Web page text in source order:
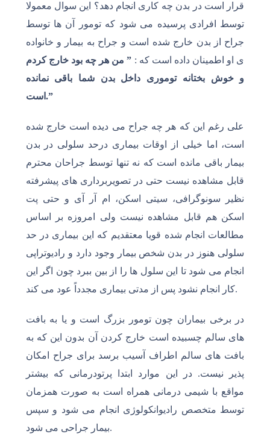
قرار است در بدن چه کاری انجام دهد؟ این سوال معمولا
توسط افرادی پرسیده می شود که تومور آن ها توسط
جراح از بدن خارج شده است و جراح به بیمار و خانواده
ی او اطمینان داده است که : ” من هر چه بود خارج کردم
و خوش بختانه توموری داخل بدن شما باقی نمانده
است.”
علی رغم این که هر چه جراح می دیده است خارج شده
است، اما خیلی از اوقات بیماری درحد سلولی در بدن
بیمار باقی مانده است که نه تنها توسط جراحان محترم
قابل مشاهده نیست حتی در تصویربرداری های پیشرفته
نظیر سونوگرافی، سیتی اسکن، ام آر آی و حتی پت
اسکن هم قابل مشاهده نیست ولی امروزه بر اساس
مطالعات انجام شده قویا معتقدیم که این بیماری در حد
سلولی هنوز در بدن شخص بیمار وجود دارد و رادیوتراپی
انجام می شود تا این سلول ها را از بین ببرد چون اگر این
کار انجام نشود پس از مدتی بیماری مجدداً عود می کند.
در برخی بیماران چون تومور بزرگ است و یا به بافت
های سالم چسبیده است خارج کردن آن بدون این که به
بافت های سالم اطراف آسیب برسد برای جراح امکان
پذیر نیست. در این موارد ابتدا پرتودرمانی که بیشتر
مواقع با شیمی درمانی همراه است به صورت همزمان
توسط متخصص رادیوانکولوژی انجام می شود و سپس
بیمار جراحی می شود.